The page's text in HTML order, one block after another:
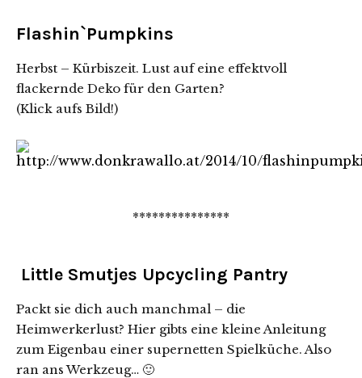
Flashin`Pumpkins
Herbst – Kürbiszeit. Lust auf eine effektvoll
flackernde Deko für den Garten?
(Klick aufs Bild!)
***************
Little Smutjes Upcycling Pantry
Packt sie dich auch manchmal – die
Heimwerkerlust? Hier gibts eine kleine Anleitung
zum Eigenbau einer supernetten Spielküche. Also
ran ans Werkzeug… 🙂